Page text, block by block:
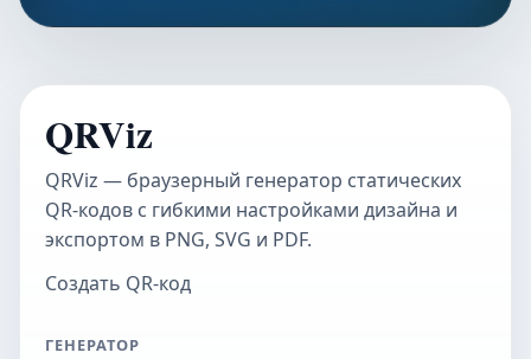
QRViz
QRViz — браузерный генератор статических
QR-кодов с гибкими настройками дизайна и
экспортом в PNG, SVG и PDF.
Создать QR-код
ГЕНЕРАТОР